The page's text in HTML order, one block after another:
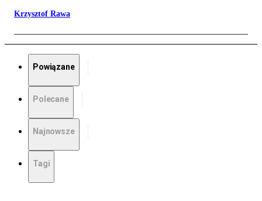
Krzysztof Rawa
Powiązane
Polecane
Najnowsze
Tagi